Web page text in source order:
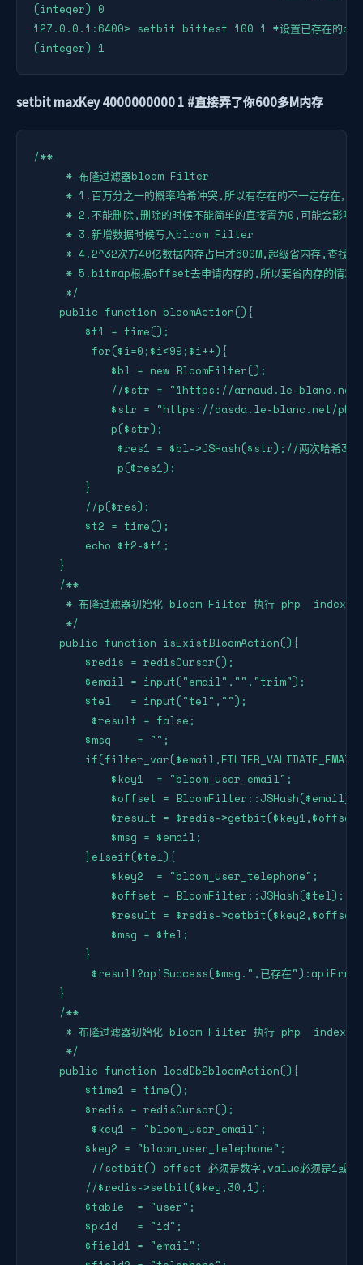
(integer) 0
127.0.0.1:6400> setbit bittest 100 1 #设置已存在的
(integer) 1
setbit maxKey 4000000000 1 #直接弄了你600多M内存
/**
* 布隆过滤器bloom Filter
* 1.百万分之一的概率哈希冲突,所以有存在的不一定存在，但
* 2.不能删除,删除的时候不能简单的直接置为0,可能会影响其
* 3.新增数据时候写入bloom Filter
* 4.2^32次方40亿数据内存占用才600M,超级省内存,查找速度
* 5.bitmap根据offset去申请内存的,所以要省内存的情况
*/
public function bloomAction(){
$t1 = time();
for($i=0;$i<99;$i++){
$bl = new BloomFilter();
//$str = "1https://arnaud.le-blanc.net/php-
$str = "https://dasda.le-blanc.net/php-
p($str);
$res1 = $bl->JSHash($str);//两次哈希3s,md5哈
p($res1);
}
//p($res);
$t2 = time();
echo $t2-$t1;
}
/**
* 布隆过滤器初始化 bloom Filter 执行 php
*/
public function isExistBloomAction(){
$redis = redisCursor();
$email = input("email","","trim");
$tel   = input("tel","");
$result = false;
$msg    = "";
$key1  = "bloom_user_email";
$offset = BloomFilter::JSHash($email);
$result = $redis-
$msg = $email;
}elseif($tel){
$key2  = "bloom_user_telephone";
$offset = BloomFilter::JSHash($tel);
$result = $redis-
$msg = $tel;
}
$result?apiSuccess($msg.",已存在
}
/**
* 布隆过滤器初始化 bloom Filter 执行 php
*/
public function loadDb2bloomAction(){
$time1 = time();
$redis = redisCursor();
$key1 = "bloom_user_email";
$key2 = "bloom_user_telephone";
//setbit() offset 必须是数字,value必须是1或0
//$redis->setbit($key,30,1);
$table  = "user";
$pkid   = "id";
$field1 = "email";